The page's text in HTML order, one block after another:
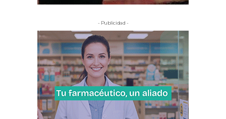
- Publicidad -